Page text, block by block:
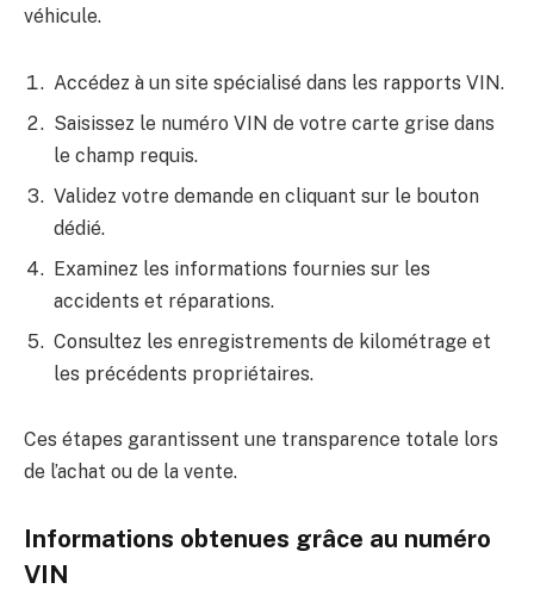
véhicule.
Accédez à un site spécialisé dans les rapports VIN.
Saisissez le numéro VIN de votre carte grise dans
le champ requis.
Validez votre demande en cliquant sur le bouton
dédié.
Examinez les informations fournies sur les
accidents et réparations.
Consultez les enregistrements de kilométrage et
les précédents propriétaires.
Ces étapes garantissent une transparence totale lors
de l’achat ou de la vente.
Informations obtenues grâce au numéro
VIN